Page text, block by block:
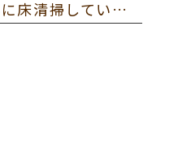
ダスキンさんに床清掃していただきました。